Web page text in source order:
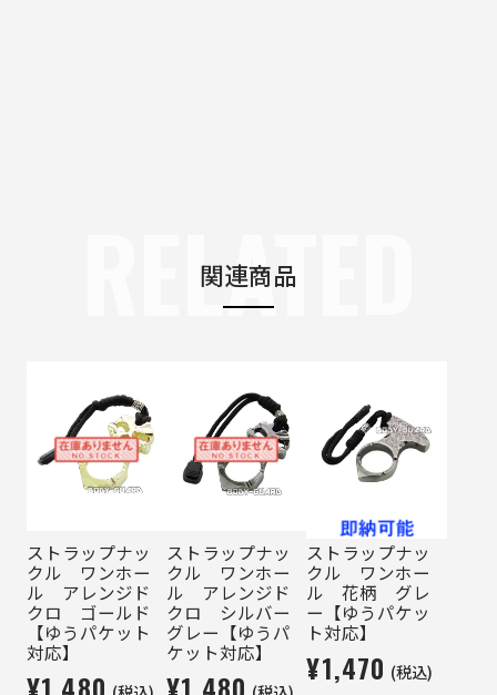
関連商品
RELATED
ストラップナッ
クル ワンホー
ル アレンジド
クロ ゴールド
【ゆうパケット
対応】
ストラップナッ
クル ワンホー
ル アレンジド
クロ シルバー
グレー【ゆうパ
ケット対応】
ストラップナッ
クル ワンホー
ル 花柄 グレ
ー【ゆうパケッ
ト対応】
¥1,470 (税込)